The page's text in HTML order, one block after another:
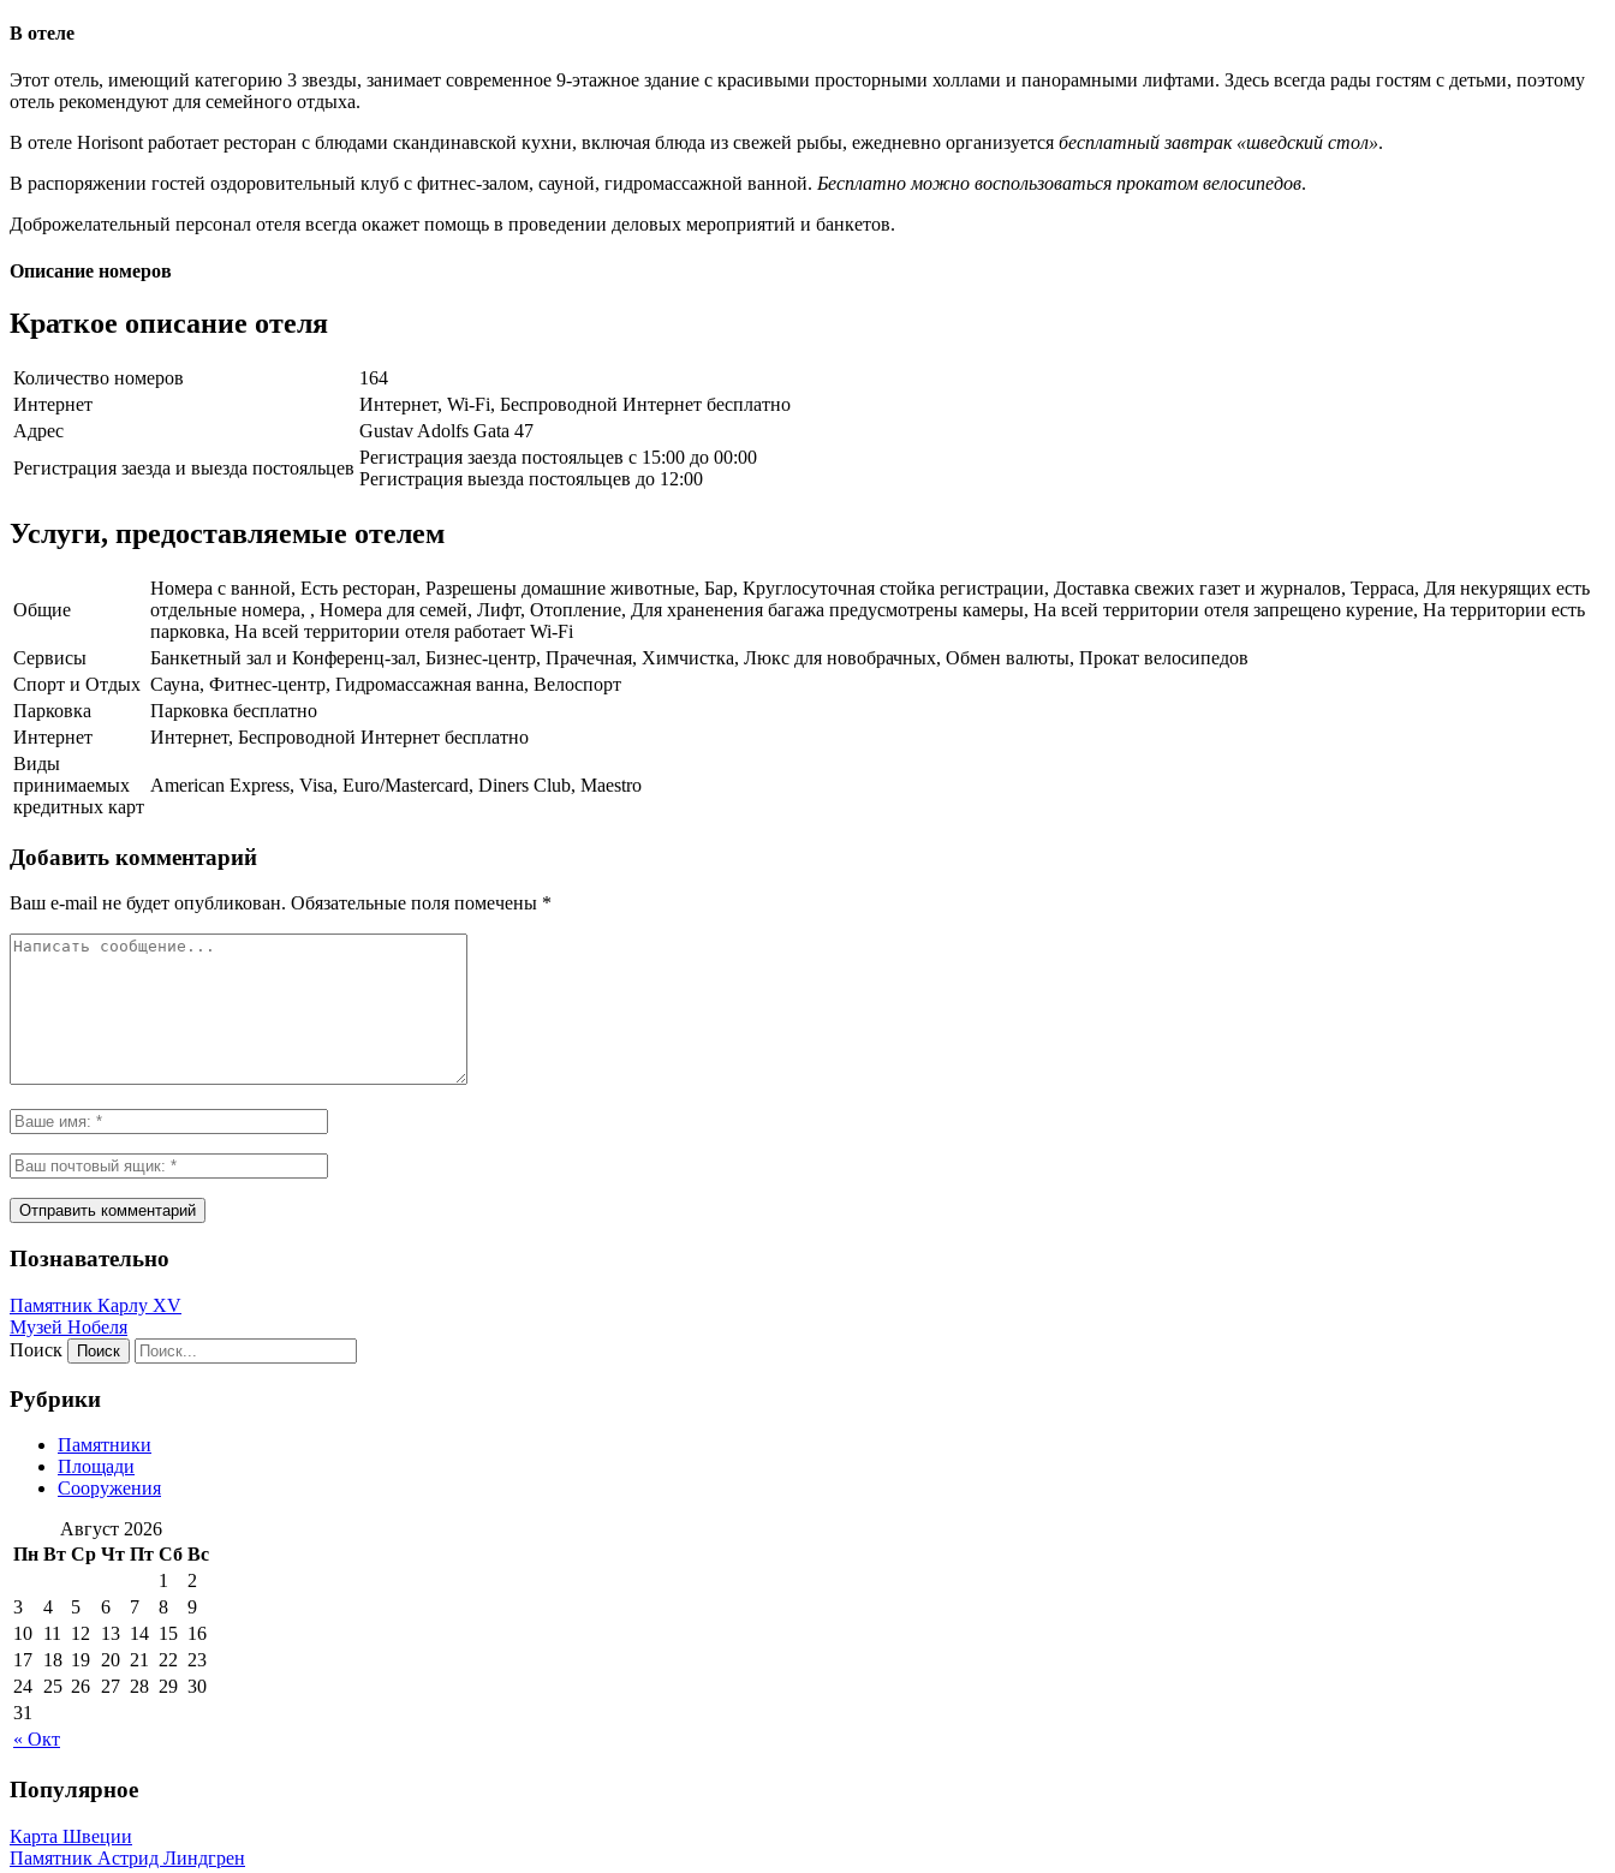
В отеле
Этот отель, имеющий категорию 3 звезды, занимает современное 9-этажное здание с красивыми просторными холлами и панорамными лифтами. Здесь всегда рады гостям с детьми, поэтому
отель рекомендуют для семейного отдыха.
В отеле Horisont работает ресторан с блюдами скандинавской кухни, включая блюда из свежей рыбы, ежедневно организуется бесплатный завтрак «шведский стол».
В распоряжении гостей оздоровительный клуб с фитнес-залом, сауной, гидромассажной ванной. Бесплатно можно воспользоваться прокатом велосипедов.
Доброжелательный персонал отеля всегда окажет помощь в проведении деловых мероприятий и банкетов.
Описание номеров
Краткое описание отеля
Количество номеров
164
Интернет
Интернет, Wi-Fi, Беспроводной Интернет бесплатно
Адрес
Gustav Adolfs Gata 47
Регистрация заезда и выезда постояльцев
Регистрация заезда постояльцев с 15:00 до 00:00
Регистрация выезда постояльцев до 12:00
Услуги, предоставляемые отелем
Общие
Номера с ванной, Есть ресторан, Разрешены домашние животные, Бар, Круглосуточная стойка регистрации, Доставка свежих газет и журналов, Терраса, Для некурящих есть
отдельные номера, , Номера для семей, Лифт, Отопление, Для храненения багажа предусмотрены камеры, На всей территории отеля запрещено курение, На территории есть
парковка, На всей территории отеля работает Wi-Fi
Сервисы
Банкетный зал и Конференц-зал, Бизнес-центр, Прачечная, Химчистка, Люкс для новобрачных, Обмен валюты, Прокат велосипедов
Спорт и Отдых Сауна, Фитнес-центр, Гидромассажная ванна, Велоспорт
Парковка
Парковка бесплатно
Интернет
Интернет, Беспроводной Интернет бесплатно
Виды
принимаемых
кредитных карт
American Express, Visa, Euro/Mastercard, Diners Club, Maestro
Добавить комментарий
Ваш e-mail не будет опубликован. Обязательные поля помечены *
Познавательно
Памятник Карлу XV
Музей Нобеля
Поиск
Рубрики
Памятники
Площади
Сооружения
Август 2026
Пн Вт Ср Чт Пт Сб Вс
« Окт
1
2
3
4 5 6 7 8
9
10 11 12 13 14 15 16
17 18 19 20 21 22 23
24 25 26 27 28 29 30
31
Популярное
Карта Швеции
Памятник Астрид Линдгрен